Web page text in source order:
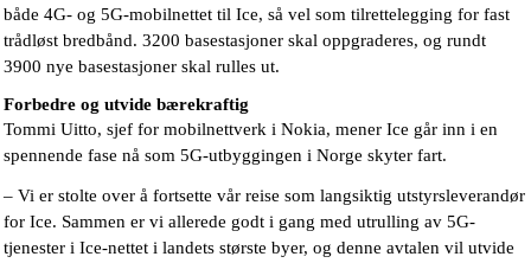
både 4G- og 5G-mobilnettet til Ice, så vel som tilrettelegging for fast
trådløst bredbånd. 3200 basestasjoner skal oppgraderes, og rundt
3900 nye basestasjoner skal rulles ut.
Forbedre og utvide bærekraftig
Tommi Uitto, sjef for mobilnettverk i Nokia, mener Ice går inn i en
spennende fase nå som 5G-utbyggingen i Norge skyter fart.
– Vi er stolte over å fortsette vår reise som langsiktig utstyrsleverandør
for Ice. Sammen er vi allerede godt i gang med utrulling av 5G-
tjenester i Ice-nettet i landets største byer, og denne avtalen vil utvide